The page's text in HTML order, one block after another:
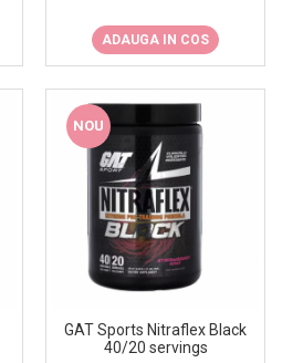
ADAUGA IN COS
NOU
GAT Sports Nitraflex Black
40/20 servings